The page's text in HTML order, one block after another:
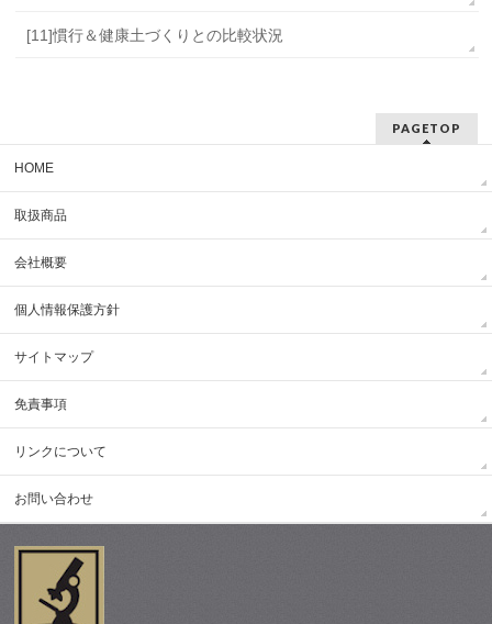
[11]慣行＆健康土づくりとの比較状況
PAGETOP
HOME
取扱商品
会社概要
個人情報保護方針
サイトマップ
免責事項
リンクについて
お問い合わせ